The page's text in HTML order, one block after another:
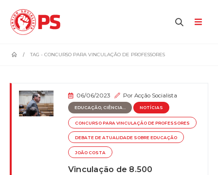
TAG - CONCURSO PARA VINCULAÇÃO DE PROFESSORES
06/06/2023 PorAcção Socialista
EDUCAÇÃO, CIÊNCIA... NOTÍCIAS
CONCURSO PARA VINCULAÇÃO DE PROFESSORES
DEBATE DE ATUALIDADE SOBRE EDUCAÇÃO
JOÃO COSTA
Vinculação de 8.500